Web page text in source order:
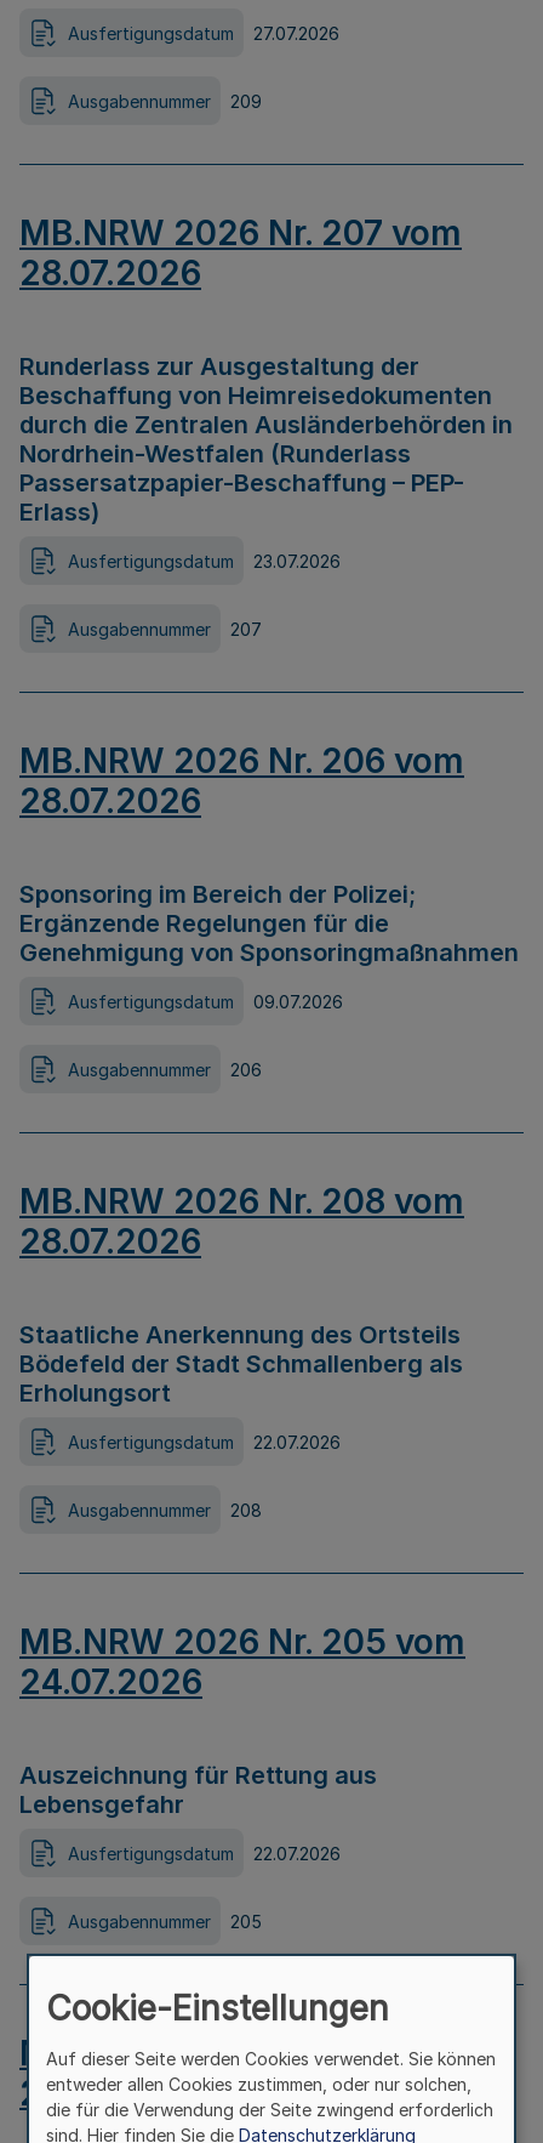
Ausfertigungsdatum 27.07.2026
Ausgabennummer 209
MB.NRW 2026 Nr. 207 vom
28.07.2026
Runderlass zur Ausgestaltung der
Beschaffung von Heimreisedokumenten
durch die Zentralen Ausländerbehörden in
Nordrhein-Westfalen (Runderlass
Passersatzpapier-Beschaffung – PEP-
Erlass)
Ausfertigungsdatum 23.07.2026
Ausgabennummer 207
MB.NRW 2026 Nr. 206 vom
28.07.2026
Sponsoring im Bereich der Polizei;
Ergänzende Regelungen für die
Genehmigung von Sponsoringmaßnahmen
Ausfertigungsdatum 09.07.2026
Ausgabennummer 206
MB.NRW 2026 Nr. 208 vom
28.07.2026
Staatliche Anerkennung des Ortsteils
Bödefeld der Stadt Schmallenberg als
Erholungsort
Ausfertigungsdatum 22.07.2026
Ausgabennummer 208
MB.NRW 2026 Nr. 205 vom
24.07.2026
Auszeichnung für Rettung aus
Lebensgefahr
Ausfertigungsdatum 22.07.2026
Ausgabennummer 205
MB.NRW 2026 Nr. 204 vom
24.07.2026
Cookie-Einstellungen
Auf dieser Seite werden Cookies verwendet. Sie können
entweder allen Cookies zustimmen, oder nur solchen,
die für die Verwendung der Seite zwingend erforderlich
sind. Hier finden Sie die Datenschutzerklärung